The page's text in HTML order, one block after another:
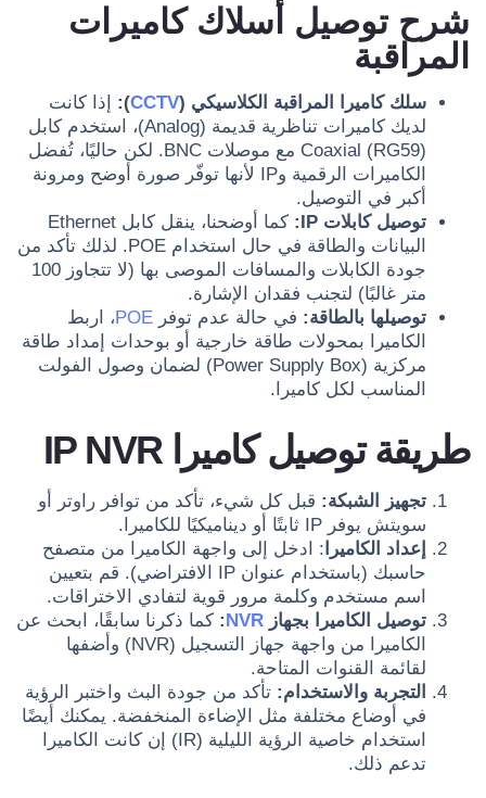
شرح توصيل أسلاك كاميرات
المراقبة
سلك كاميرا المراقبة الكلاسيكي (CCTV
): إذا كانت
لديك كاميرات تناظرية قديمة (Analog)، استخدم كابل
Coaxial (RG59) مع موصلات BNC. لكن حاليًا، تُفضل
الكاميرات الرقمية وIP لأنها توفّر صورة أوضح ومرونة
أكبر في التوصيل.
توصيل كابلات IP:
كما أوضحنا، ينقل كابل Ethernet
البيانات والطاقة في حال استخدام POE. لذلك تأكد من
جودة الكابلات والمسافات الموصى بها (لا تتجاوز 100
متر غالبًا) لتجنب فقدان الإشارة.
توصيلها بالطاقة: في حالة عدم توفر POE، اربط
الكاميرا بمحولات طاقة خارجية أو بوحدات إمداد طاقة
مركزية (Power Supply Box) لضمان وصول الفولت
المناسب لكل كاميرا.
طريقة توصيل كاميرا IP NVR
تجهيز الشبكة: قبل كل شيء، تأكد من توافر راوتر أو
سويتش يوفر IP ثابتًا أو ديناميكيًا للكاميرا.
إعداد الكاميرا : ادخل إلى واجهة الكاميرا من متصفح
حاسبك (باستخدام عنوان IP الافتراضي). قم بتعيين
اسم مستخدم وكلمة مرور قوية لتفادي الاختراقات.
توصيل الكاميرا بجهاز NVR
: كما ذكرنا سابقًا، ابحث عن
الكاميرا من واجهة جهاز التسجيل (NVR) وأضفها
لقائمة القنوات المتاحة.
التجربة والاستخدام: تأكد من جودة البث واختبر الرؤية
في أوضاع مختلفة مثل الإضاءة المنخفضة. يمكنك أيضًا
استخدام خاصية الرؤية الليلية (IR) إن كانت الكاميرا
تدعم ذلك.